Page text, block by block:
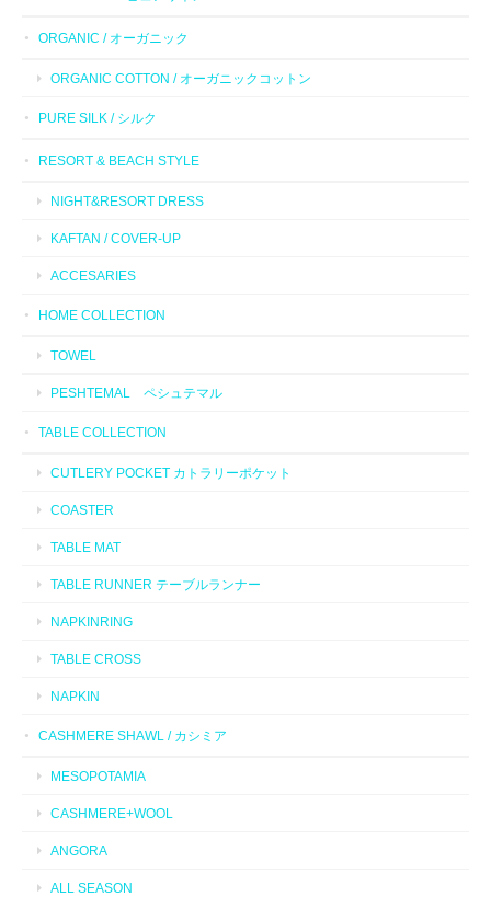
ORGANIC / オーガニック
ORGANIC COTTON / オーガニックコットン
PURE SILK / シルク
RESORT & BEACH STYLE
NIGHT&RESORT DRESS
KAFTAN / COVER-UP
ACCESARIES
HOME COLLECTION
TOWEL
PESHTEMAL ペシュテマル
TABLE COLLECTION
CUTLERY POCKET カトラリーポケット
COASTER
TABLE MAT
TABLE RUNNER テーブルランナー
NAPKINRING
TABLE CROSS
NAPKIN
CASHMERE SHAWL / カシミア
MESOPOTAMIA
CASHMERE+WOOL
ANGORA
ALL SEASON